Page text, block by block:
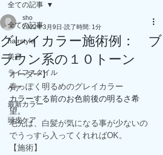
全ての記事
hairstyle
美容
ライフスタイル
ケア
最新カラー
頭皮ケア
全ての記事
グレイカラー施術例： ブ
ラウン系の１０トーン
sho
2022年3月9日 読了時間: 1分
オーダー】
春っぽく明るめのグレイカラー
カラーする前のお色前後の明るさ希
望。
毛先は、白髪が気になる事が少ないの
でうっすら入ってくれればOK。
【施術】